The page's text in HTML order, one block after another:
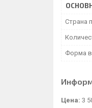
Страна
Форма
Цена: 3